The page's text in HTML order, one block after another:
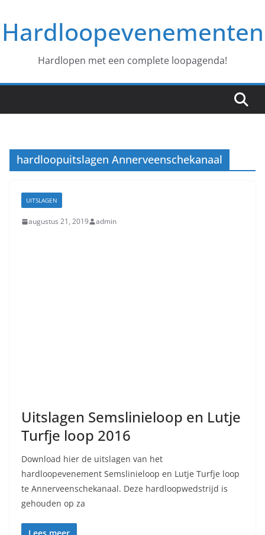
naar
deHardloopevenementen
Hardlopen met een complete loopagenda!
hardloopuitslagen Annerveenschekanaal
UITSLAGEN
augustus 21, 2019 admin
Uitslagen Semslinieloop en Lutje
Turfje loop 2016
Download hier de uitslagen van het
hardloopevenement Semslinieloop en Lutje Turfje loop
te Annerveenschekanaal. Deze hardloopwedstrijd is
gehouden op za